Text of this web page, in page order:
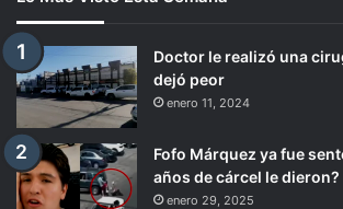
Doctor le realizó una
dejó peor
enero 11, 2024
Fofo Márquez ya fue
años de cárcel le dieron?
enero 29, 2025